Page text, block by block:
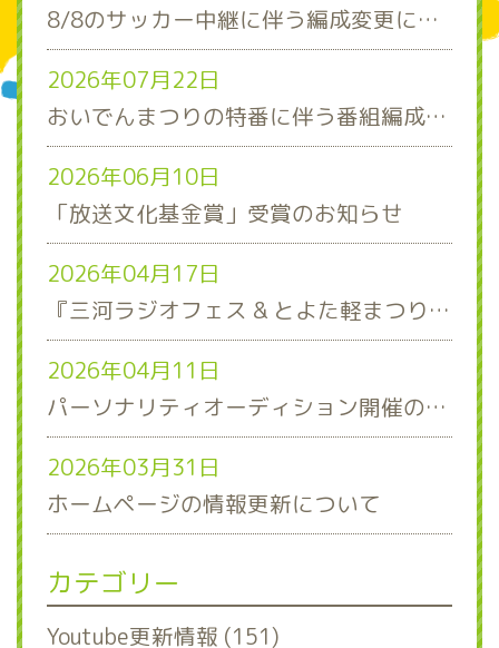
8/8のサッカー中継に伴う編成変更について
2026年07月22日
おいでんまつりの特番に伴う番組編成について
2026年06月10日
「放送文化基金賞」受賞のお知らせ
2026年04月17日
『三河ラジオフェス & とよた軽まつり』ステージスケジュール発表！
2026年04月11日
パーソナリティオーディション開催のお知らせ
2026年03月31日
ホームページの情報更新について
カテゴリー
Youtube更新情報 (151)